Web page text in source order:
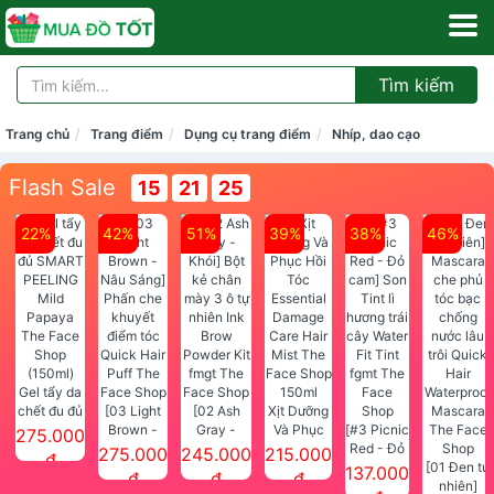
Tìm kiếm
Trang chủ Trang điểm Dụng cụ trang điểm Nhíp, dao cạo
Flash Sale 15 21 24
22%
Gel tẩy da
chết đu đủ
SMART
PEELING
275.000
đ
42%
[03 Light
Brown -
Nâu Sáng]
Phấn che
275.000
đ
51%
[02 Ash
Gray -
Khói] Bột
kẻ chân
245.000
đ
39%
Xịt Dưỡng
Và Phục
Hồi Tóc
Essential
215.000
đ
38%
[#3 Picnic
Red - Đỏ
cam] Son
137.000
46%
[01 Đen tự
nhiên]